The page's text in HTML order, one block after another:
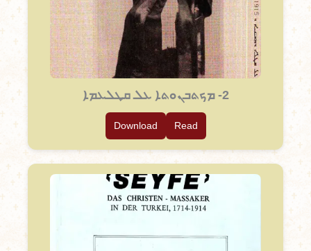
2- ܡܟܬܒܢܘܬܐ ܥܠ ܩܛܠܥܡܐ
Read
Download